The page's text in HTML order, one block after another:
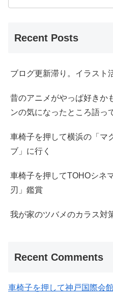
Recent Posts
ブログ更新滞り。イラスト
昔のアニメがやっぱ好きか
ンの気になったところ語っ
車椅子を押して横浜の「マ
ブ」に行く
車椅子を押してTOHOシネ
刃」鑑賞
我が家のツバメのカラス対
Recent Comments
車椅子を押して神戸国際会